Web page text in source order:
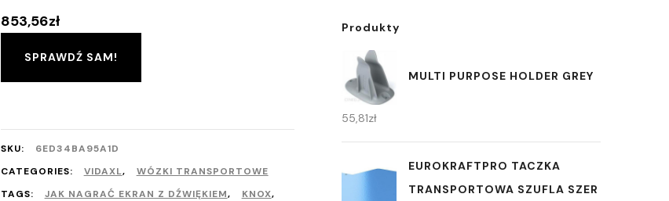
853,56zł
SPRAWDŹ SAM!
SKU:
6ED34BA95A1D
CATEGORIES:
VIDAXL,
WÓZKI TRANSPORTOWE
TAGS:
JAK NAGRAĆ EKRAN Z DŹWIĘKIEM, KNOX,
Produkty
MULTI PURPOSE HOLDER GREY
55,81zł
EUROKRAFTPRO TACZKA
TRANSPORTOWA SZUFLA SZER